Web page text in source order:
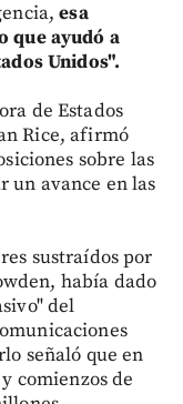
esa
que ayudó a
Unidos".
de Estados
Rice, afirmó
sobre las
un avance en las
sustraídos por
había dado
del
señaló que en
comienzos de